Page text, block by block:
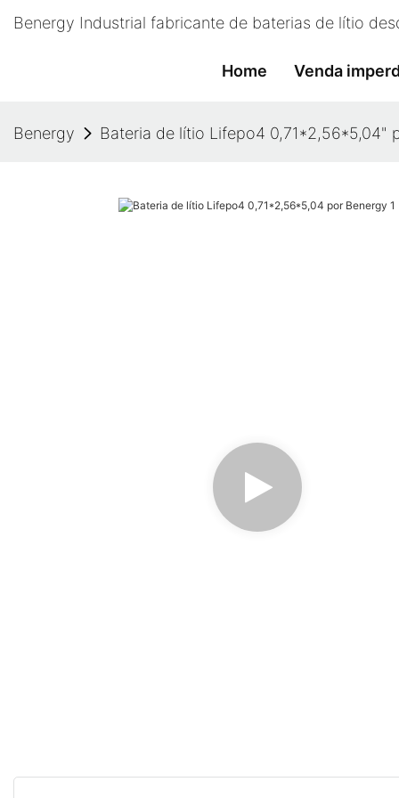
Benergy Industrial fabricante de baterias de lítio
Home Venda
Benergy Bateria de lítio Lifepo4 0,71*2,56*5,04"